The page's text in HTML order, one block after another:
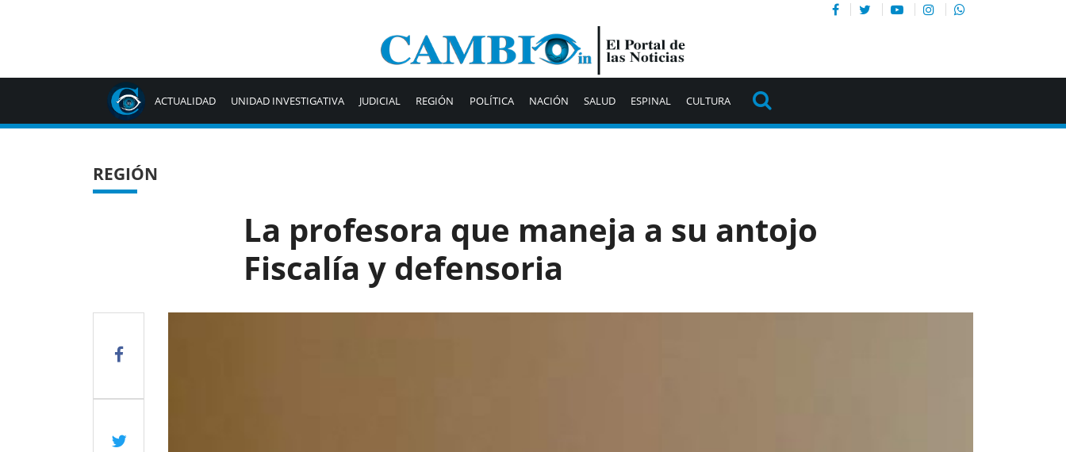
ACTUALIDAD UNIDAD INVESTIGATIVA JUDICIAL REGIÓN POLÍTICA NACIÓN SALUD ESPINAL CULTURA
REGIÓN
La profesora que maneja a su antojo
Fiscalía y defensoria